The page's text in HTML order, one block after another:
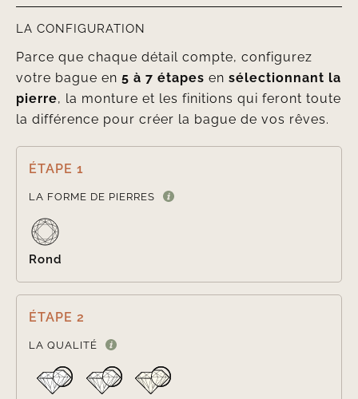
LA CONFIGURATION
Parce que chaque détail compte, configurez
votre bague en 5 à 7 étapes en sélectionnant la
pierre, la monture et les finitions qui feront toute
la différence pour créer la bague de vos rêves.
ÉTAPE 1
LA FORME DE PIERRES
Rond
ÉTAPE 2
LA QUALITÉ